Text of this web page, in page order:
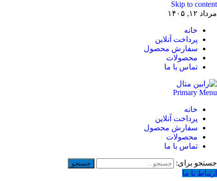
Skip to content
مرداد ۱۲, ۱۴۰۵
خانه
پرداخت آنلاین
سفارش محصول
محصولات
تماس با ما
Primary Menu
خانه
پرداخت آنلاین
سفارش محصول
محصولات
تماس با ما
جستجو برای:
ارتباط با ما